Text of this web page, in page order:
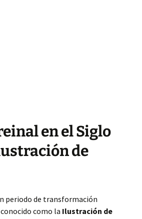
en el Siglo
de
periodo de transformación
como la Ilustración de